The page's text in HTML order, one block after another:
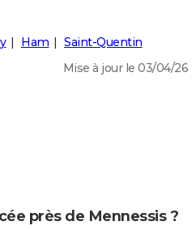
Ham
Saint-Quentin
Mise à jour le 03/04/26
près de Mennessis ?